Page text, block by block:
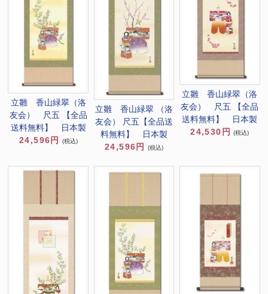
立雛 香山緑翠（洛
友会） 尺五 【全品
送料無料】 日本製
24,596円
(税込)
立雛 香山緑翠 （洛
友会） 尺五【全品送
料無料】 日本製
24,596円
(税込)
立雛 香山緑翠（洛
友会） 尺五 【全品
送料無料】 日本製
24,530円
(税込)